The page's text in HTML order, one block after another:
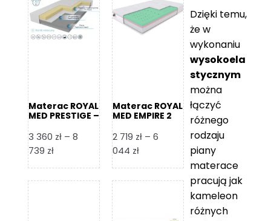
7
000 zł
8
865 zł
Materac ROYAL
MED PRESTIGE –
3 360 zł – 8
739 złZakres
od
Materac ROYAL
MED EMPIRE 2
2 719 zł – 6
044 złZakres
od
Dzięki temu,
że w
wykonaniu
wysokoela
stycznym
można
łączyć
różnego
rodzaju
piany
materace
pracują jak
kameleon
różnych